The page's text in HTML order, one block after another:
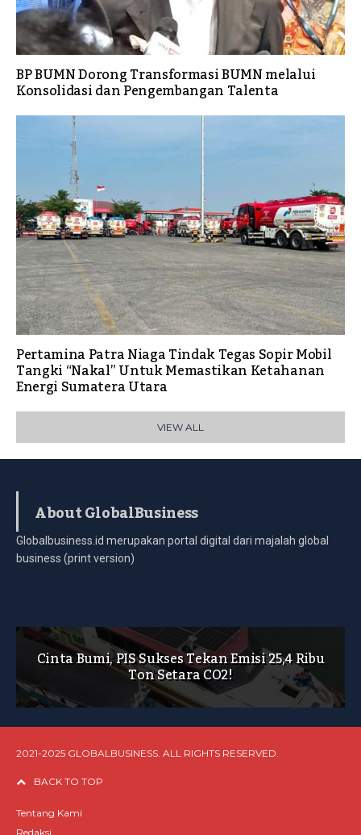
BP BUMN Dorong Transformasi BUMN melalui
Konsolidasi dan Pengembangan Talenta
Pertamina Patra Niaga Tindak Tegas Sopir Mobil
Tangki “Nakal” Untuk Memastikan Ketahanan
Energi Sumatera Utara
VIEW ALL
About GlobalBusiness
Globalbusiness.id merupakan portal digital dari majalah global
business (print version)
Cinta Bumi, PIS Sukses Tekan Emisi 25,4 Ribu
Ton Setara CO2!
2021-2025 GLOBALBUSINESS. ALL RIGHTS RESERVED.
BACK TO TOP
Tentang Kami
Redaksi